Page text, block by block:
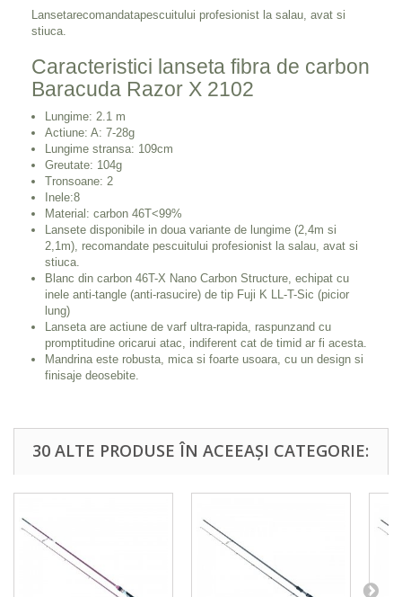
Lansetarecomandatapescuitului profesionist la salau, avat si
stiuca.
Caracteristici lanseta fibra de carbon
Baracuda Razor X 2102
Lungime: 2.1 m
Actiune: A: 7-28g
Lungime stransa: 109cm
Greutate: 104g
Tronsoane: 2
Inele:8
Material: carbon 46T<99%
Lansete disponibile in doua variante de lungime (2,4m si
2,1m), recomandate pescuitului profesionist la salau, avat si
stiuca.
Blanc din carbon 46T-X Nano Carbon Structure, echipat cu
inele anti-tangle (anti-rasucire) de tip Fuji K LL-T-Sic (picior
lung)
Lanseta are actiune de varf ultra-rapida, raspunzand cu
promptitudine oricarui atac, indiferent cat de timid ar fi acesta.
Mandrina este robusta, mica si foarte usoara, cu un design si
finisaje deosebite.
30 ALTE PRODUSE ÎN ACEEAȘI CATEGORIE: